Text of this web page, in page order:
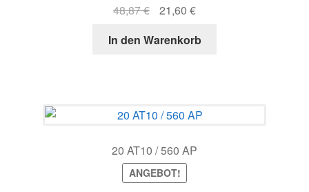
48,87€
Ursprünglicher
war:
21,60 €Aktueller
ist:
In den Warenkorb
20 AT10 / 560 AP
ANGEBOT!